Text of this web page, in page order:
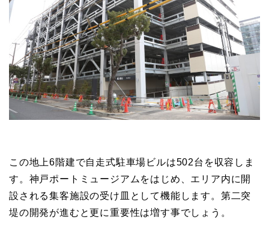
この地上6階建で自走式駐車場ビルは502台を収容しま
す。神戸ポートミュージアムをはじめ、エリア内に開
設される集客施設の受け皿として機能します。第二突
堤の開発が進むと更に重要性は増す事でしょう。